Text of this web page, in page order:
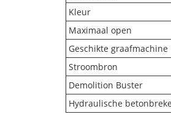
Kleur
Maximaal open
Geschikte graafmachine
Stroombron
Demolition Buster
Hydraulische